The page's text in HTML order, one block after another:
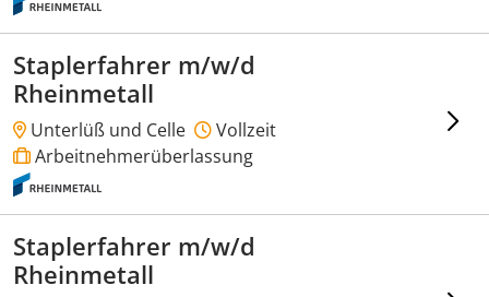
Staplerfahrer m/w/d
Rheinmetall
Unterlüß und Celle
Vollzeit
Arbeitnehmerüberlassung
Staplerfahrer m/w/d
Rheinmetall